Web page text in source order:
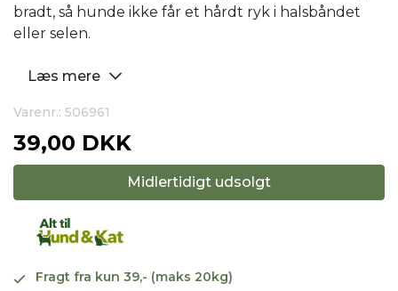
bradt, så hunde ikke får et hårdt ryk i halsbåndet
eller selen.
Læs mere
Varenr.: 506961
39,00 DKK
Midlertidigt udsolgt
Fragt fra kun 39,- (maks 20kg)